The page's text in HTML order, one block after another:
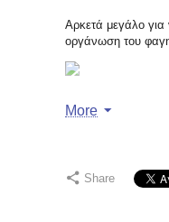
Αρκετά μεγάλο
οργάνωση του
Χαρακτηριστικά
Εξωτερικές
More
Share